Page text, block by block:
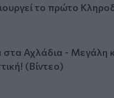
το πρώτο
στα Αχλάδια - Μεγάλη
(Βίντεο)